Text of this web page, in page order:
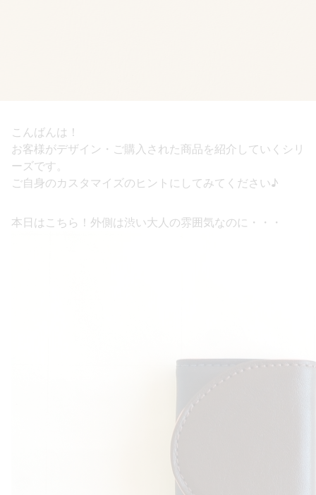
こんばんは！
お客様がデザイン・ご購入された商品を紹介していくシリ
ーズです。
ご自身のカスタマイズのヒントにしてみてください♪
本日はこちら！外側は渋い大人の雰囲気なのに・・・